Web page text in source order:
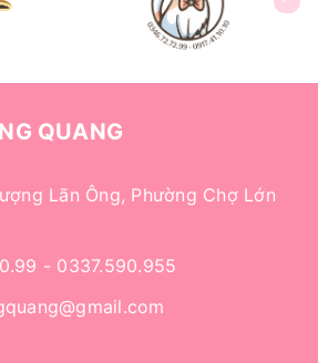
QUANG
Lãn Ông, Phường Chợ Lớn
- 0337.590.955